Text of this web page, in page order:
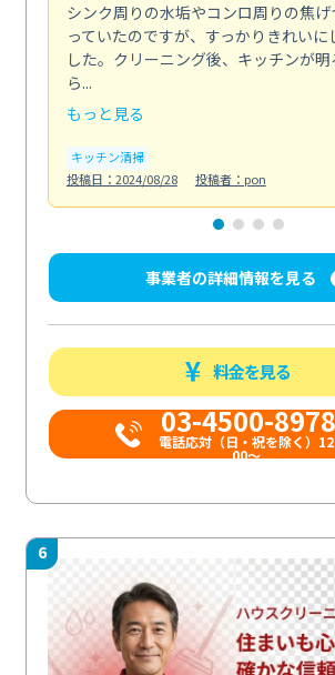
シンク周りの水垢やコンロ周りの焦
っていたのですが、すっかりきれいに
した。クリーニング後、キッチンが
ら...
もっと見る
キッチン清掃
投稿日：2024/08/28
投稿者：pon
事業者の詳細情報を見る
料金を見る
03-4500-8978
電話応対（日・祝を除く）12
00～...
6